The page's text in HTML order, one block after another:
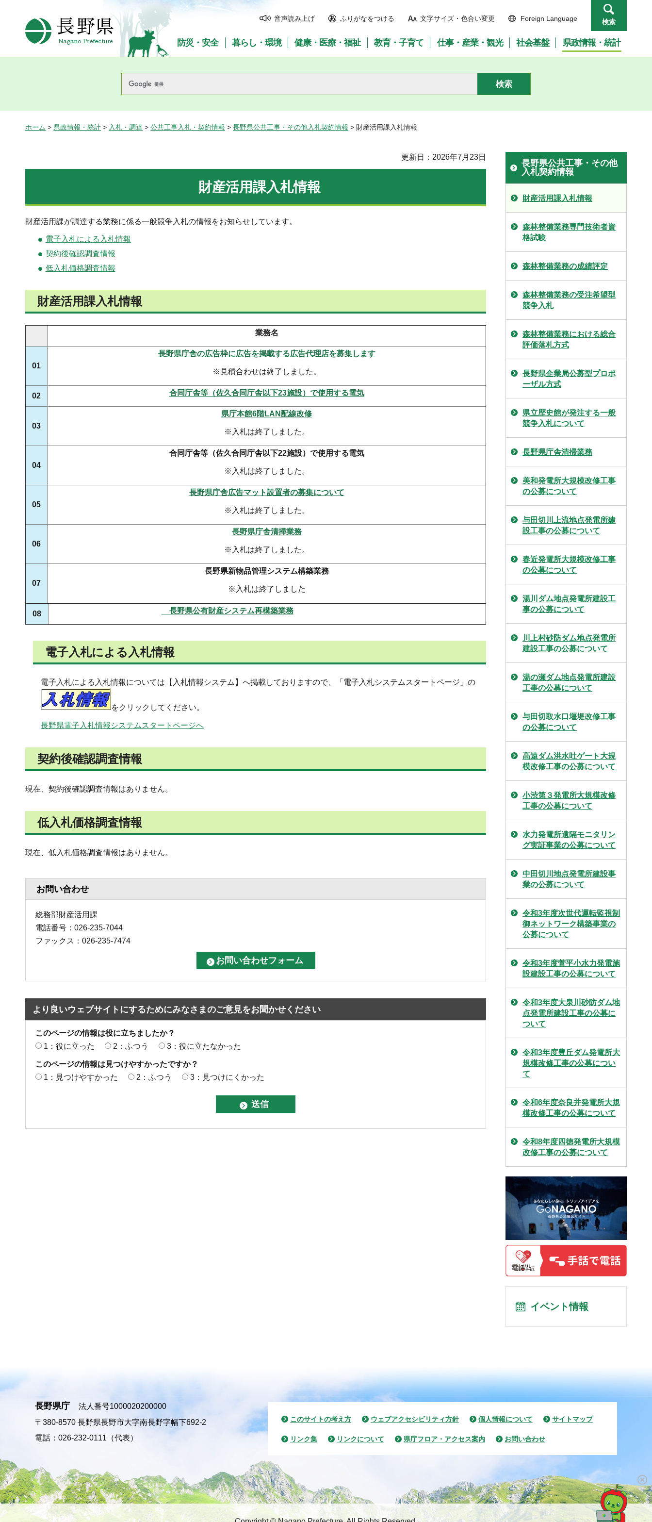
長野県Nagano Prefecture
音声読み上げ ふりがなをつける 文字サイズ・色合い変更 Foreign Language 検索
防災・安全 暮らし・環境 健康・医療・福祉 教育・子育て 仕事・産業・観光 社会基盤 県政情報・統計
ホーム > 県政情報・統計 > 入札・調達 > 公共工事入札・契約情報 > 長野県公共工事・その他入札契約情報 > 財産活用課入札情報
更新日：2026年7月23日
財産活用課入札情報
財産活用課が調達する業務に係る一般競争入札の情報をお知らせしています。
電子入札による入札情報
契約後確認調査情報
低入札価格調査情報
財産活用課入札情報
業務名
01
長野県庁舎の広告枠に広告を掲載する広告代理店を募集します
※見積合わせは終了しました。
02 合同庁舎等（佐久合同庁舎以下23施設）で使用する電気
03
県庁本館6階LAN配線改修
※入札は終了しました。
04
合同庁舎等（佐久合同庁舎以下22施設）で使用する電気
※入札は終了しました。
05
長野県庁舎広告マット設置者の募集について
※入札は終了しました。
06
長野県庁舎清掃業務
※入札は終了しました。
07
長野県新物品管理システム構築業務
※入札は終了しました
08 長野県公有財産システム再構築業務
電子入札による入札情報
電子入札による入札情報については【入札情報システム】へ掲載しておりますので、「電子入札システムスタートページ」の
をクリックしてください。
長野県電子入札情報システムスタートページへ
契約後確認調査情報
現在、契約後確認調査情報はありません。
低入札価格調査情報
現在、低入札価格調査情報はありません。
お問い合わせ
総務部財産活用課
電話番号：026-235-7044
ファックス：026-235-7474
より良いウェブサイトにするためにみなさまのご意見をお聞かせください
このページの情報は役に立ちましたか？
1：役に立った
2：ふつう 3：役に立たなかった
このページの情報は見つけやすかったですか？
1：見つけやすかった
2：ふつう 3：見つけにくかった
長野県公共工事・その他
入札契約情報
財産活用課入札情報
森林整備業務専門技術者資
格試験
森林整備業務の成績評定
森林整備業務の受注希望型
競争入札
森林整備業務における総合
評価落札方式
長野県企業局公募型プロポ
ーザル方式
県立歴史館が発注する一般
競争入札について
長野県庁舎清掃業務
美和発電所大規模改修工事
の公募について
与田切川上流地点発電所建
設工事の公募について
春近発電所大規模改修工事
の公募について
湯川ダム地点発電所建設工
事の公募について
川上村砂防ダム地点発電所
建設工事の公募について
湯の瀬ダム地点発電所建設
工事の公募について
与田切取水口堰堤改修工事
の公募について
高遠ダム洪水吐ゲート大規
模改修工事の公募について
小渋第３発電所大規模改修
工事の公募について
水力発電所遠隔モニタリン
グ実証事業の公募について
中田切川地点発電所建設事
業の公募について
令和3年度次世代運転監視制
御ネットワーク構築事業の
公募について
令和3年度菅平小水力発電施
設建設工事の公募について
令和3年度大泉川砂防ダム地
点発電所建設工事の公募に
ついて
令和3年度豊丘ダム発電所大
規模改修工事の公募につい
て
令和6年度奈良井発電所大規
模改修工事の公募について
令和8年度四徳発電所大規模
改修工事の公募について
イベント情報
長野県庁
法人番号1000020200000
〒380-8570 長野県長野市大字南長野字幅下692-2
電話：026-232-0111（代表）
このサイトの考え方 ウェブアクセシビリティ方針 個人情報について サイトマップ
リンク集 リンクについて 県庁フロア・アクセス案内 お問い合わせ